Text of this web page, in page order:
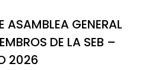
ASAMBLEA GENERAL
DE LA SEB –
2026